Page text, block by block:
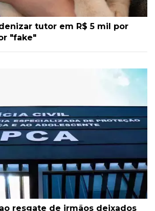
tutor em R$ 5 mil por
"fake"
resgate de irmãos deixados